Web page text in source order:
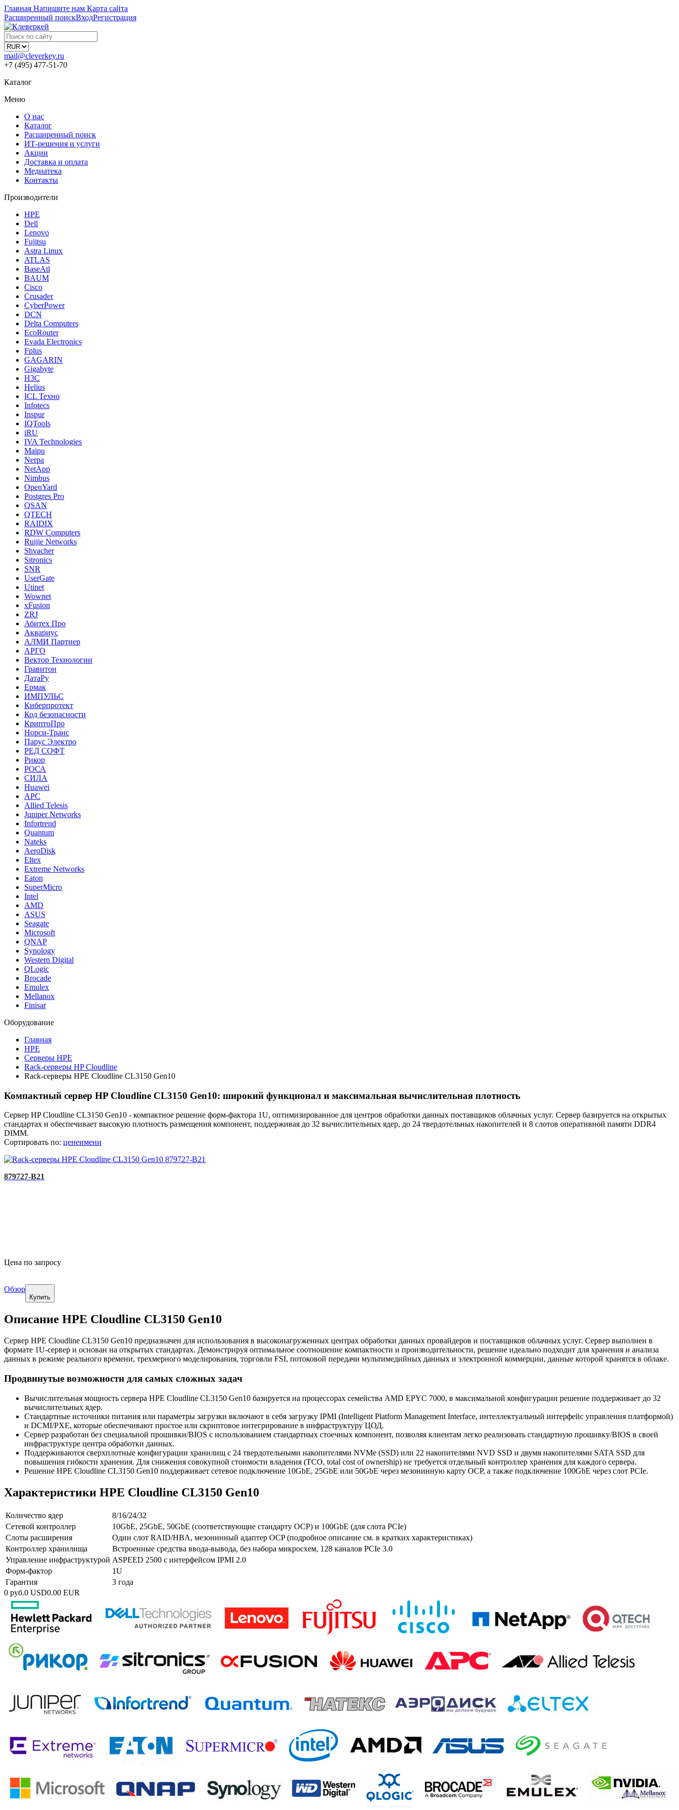
Главная Напишите нам Карта сайта
Расширенный поискВходРегистрация
mail@cleverkey.ru
+7 (495) 477-51-70
Каталог
Меню
О нас
Каталог
Расширенный поиск
ИТ-решения и услуги
Акции
Доставка и оплата
Медиатека
Контакты
Производители
HPE
Dell
Lenovo
Fujitsu
Astra Linux
ATLAS
BaseAtl
BAUM
Cisco
Crusader
CyberPower
DCN
Delta Computers
EcoRouter
Evada Electronics
Fplus
GAGARIN
Gigabyte
H3C
Helius
ICL Техно
Infotecs
Inspur
IQTools
iRU
IVA Technologies
Maipu
Nerpa
NetApp
Nimbus
OpenYard
Postgres Pro
QSAN
QTECH
RAIDIX
RDW Computers
Ruijie Networks
Shvacher
Sitronics
SNR
UserGate
Utinet
Wownet
xFusion
ZRJ
Абитех Про
Аквариус
АЛМИ Партнер
АРГО
Вектор Технологии
Гравитон
ДатаРу
Ермак
ИМПУЛЬС
Киберпротект
Код безопасности
КриптоПро
Норси-Транс
Парус Электро
РЕД СОФТ
Рикор
РОСА
СИЛА
Huawei
APC
Allied Telesis
Juniper Networks
Infortrend
Quantum
Nateks
AeroDisk
Eltex
Extreme Networks
Eaton
SuperMicro
Intel
AMD
ASUS
Seagate
Microsoft
QNAP
Synology
Western Digital
QLogic
Brocade
Emulex
Mellanox
Finisar
Оборудование
Главная
HPE
Серверы HPE
Rack-серверы HP Cloudline
Rack-серверы HPE Cloudline CL3150 Gen10
Компактный сервер HP Cloudline CL3150 Gen10: широкий функционал и максимальная вычислительная плотность
Сервер HP Cloudline CL3150 Gen10 - компактное решение форм-фактора 1U, оптимизированное для центров обработки данных поставщиков облачных услуг. Сервер базируется на открытых
стандартах и обеспечивает высокую плотность размещения компонент, поддерживая до 32 вычислительных ядер, до 24 твердотельных накопителей и 8 слотов оперативной памяти DDR4
DIMM.
Сортировать по: ценеимени
879727-B21
Цена по запросу
Обзор
Купить
Описание HPE Cloudline CL3150 Gen10
Сервер HPE Cloudline CL3150 Gen10 предназначен для использования в высоконагруженных центрах обработки данных провайдеров и поставщиков облачных услуг. Сервер выполнен в
формате 1U-сервер и основан на открытых стандартах. Демонстрируя оптимальное соотношение компактности и производительности, решение идеально подходит для хранения и анализа
данных в режиме реального времени, трехмерного моделирования, торговли FSI, потоковой передачи мультимедийных данных и электронной коммерции, данные которой хранятся в облаке.
Продвинутые возможности для самых сложных задач
Вычислительная мощность сервера HPE Cloudline CL3150 Gen10 базируется на процессорах семейства AMD EPYC 7000, в максимальной конфигурации решение поддерживает до 32
вычислительных ядер.
Стандартные источники питания или параметры загрузки включают в себя загрузку IPMI (Intelligent Platform Management Interface, интеллектуальный интерфейс управления платформой)
и DCMI/PXE, которые обеспечивают простое или скриптовое интегрирование в инфраструктуру ЦОД.
Сервер разработан без специальной прошивки/BIOS с использованием стандартных стоечных компонент, позволяя клиентам легко реализовать стандартную прошивку/BIOS в своей
инфраструктуре центра обработки данных.
Поддерживаются сверхплотные конфигурации хранилищ с 24 твердотельными накопителями NVMe (SSD) или 22 накопителями NVD SSD и двумя накопителями SATA SSD для
повышения гибкости хранения. Для снижения совокупной стоимости владения (TCO, total cost of ownership) не требуется отдельный контроллер хранения для каждого сервера.
Решение HPE Cloudline CL3150 Gen10 поддерживает сетевое подключение 10GbE, 25GbE или 50GbE через мезонинную карту OCP, а также подключение 100GbE через слот PCIe.
Характеристики HPE Cloudline CL3150 Gen10
Количество ядер
8/16/24/32
Сетевой контроллер
10GbE, 25GbE, 50GbE (соответствующие стандарту OCP) и 100GbE (для слота PCIe)
Слоты расширения
Один слот RAID/HBA, мезонинный адаптер OCP (подробное описание см. в кратких характеристиках)
Контроллер хранилища
Встроенные средства ввода-вывода, без набора микросхем, 128 каналов PCIe 3.0
Управление инфраструктурой ASPEED 2500 с интерфейсом IPMI 2.0
Форм-фактор
1U
Гарантия
3 года
0 руб.0 USD0.00 EUR